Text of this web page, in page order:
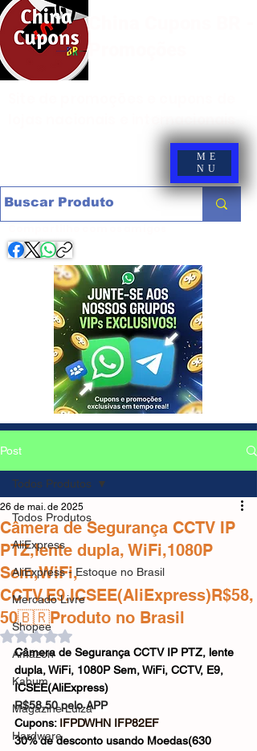
ME
NU
Post
Todos Produtos
AliExpress
AliExpress - Estoque no Brasil
Mercado Livre
Shopee
Amazon
Kabum
Magazine Luiza
Hardware
Todos Produtos
Câmera de Segurança CCTV IP
PTZ,lente dupla, WiFi,1080P
Sem,WiFi,
CCTV,E9,ICSEE(AliExpress)R$58,
50🇧🇷Produto no Brasil
26 de mai. de 2025
Avaliado com NaN de 5 estrelas.
Câmera de Segurança CCTV IP PTZ, lente
dupla, WiFi, 1080P Sem, WiFi, CCTV, E9,
ICSEE(AliExpress)
R$58,50 pelo APP
Cupons: IFPDWHN IFP82EF
30% de desconto usando Moedas(630